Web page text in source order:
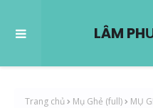
LÂM
Trang chủ Mụ Ghẻ (full) MỤ